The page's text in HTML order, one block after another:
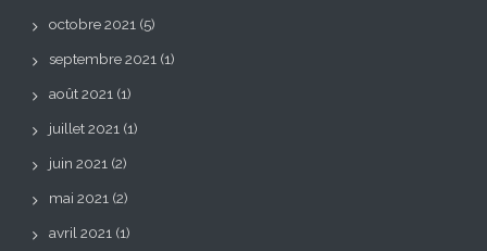
octobre 2021 (5)
septembre 2021 (1)
août 2021 (1)
juillet 2021 (1)
juin 2021 (2)
mai 2021 (2)
avril 2021 (1)